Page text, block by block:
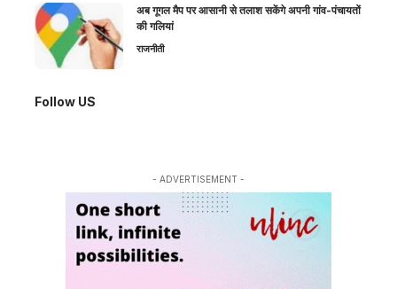
अब गूगल मैप पर आसानी से तलाश सकेंगे अपनी गांव-पंचायतों
की गलियां
राजनीती
Follow US
- ADVERTISEMENT -